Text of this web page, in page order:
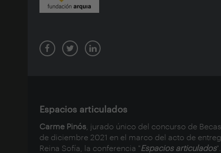
Espacios articulados
Carme Pinós , jurado único del concurso de
de diciembre 2021 en el marco del acto de
Reina Sofía, la conferencia "Espacios articulados".